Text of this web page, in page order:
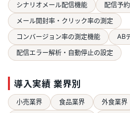
シナリオメール配信機能
配信予
メール開封率・クリック率の測定
コンバージョン率の測定機能
AB
配信エラー解析・自動停止の設定
導入実績 業界別
小売業界 食品業界
外食業界